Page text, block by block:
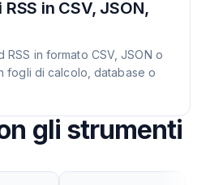
in CSV, JSON,
in formato CSV, JSON o
fogli di calcolo, database o
gli strumenti